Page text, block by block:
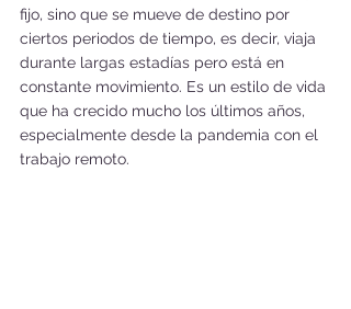
fijo, sino que se mueve de destino por
ciertos periodos de tiempo, es decir, viaja
durante largas estadías pero está en
constante movimiento. Es un estilo de vida
que ha crecido mucho los últimos años,
especialmente desde la pandemia con el
trabajo remoto.